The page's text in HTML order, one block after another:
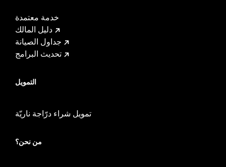
خدمة معتمدة
دليل المالك
جداول الصيانة
تحديث البرامج
التمويل
تمويل شراء درّاجة ناريّة
من نحن؟